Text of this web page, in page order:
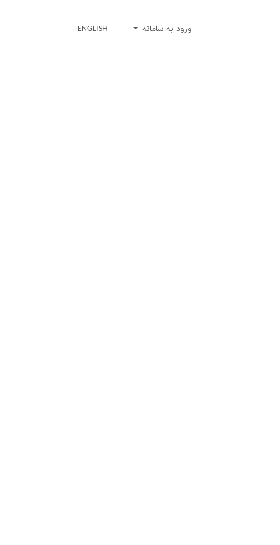
ورود به سامانه ENGLISH